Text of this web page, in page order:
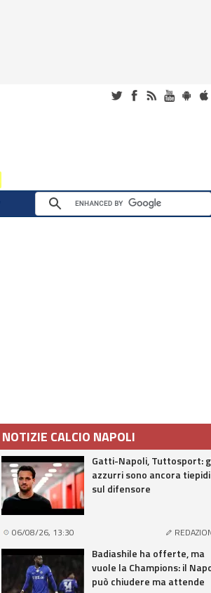
NOTIZIE CALCIO NAPOLI
Gatti-Napoli, Tuttosport:
azzurri sono ancora tiepidi
sul difensore
06/08/26, 13:30
Badiashile ha offerte, ma
vuole la Champions: il
può chiudere ma attende